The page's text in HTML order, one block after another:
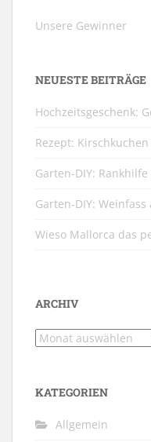
Unsere Gewinner
NEUESTE BEITRÄGE
Hochzeitsgeschenk:
Rezept:
Garten-DIY:
Garten-DIY:
Wieso Mallorca das
ARCHIV
Archiv
KATEGORIEN
Allgemein